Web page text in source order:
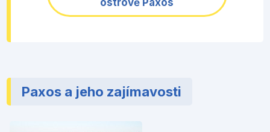
Paxos a jeho zajímavosti